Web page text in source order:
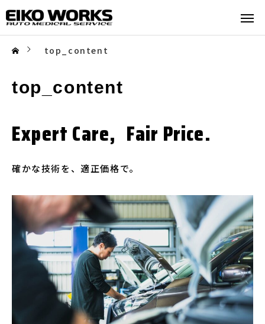
top_content
top_content
Expert Care, Fair Price.
確かな技術を、適正価格で。